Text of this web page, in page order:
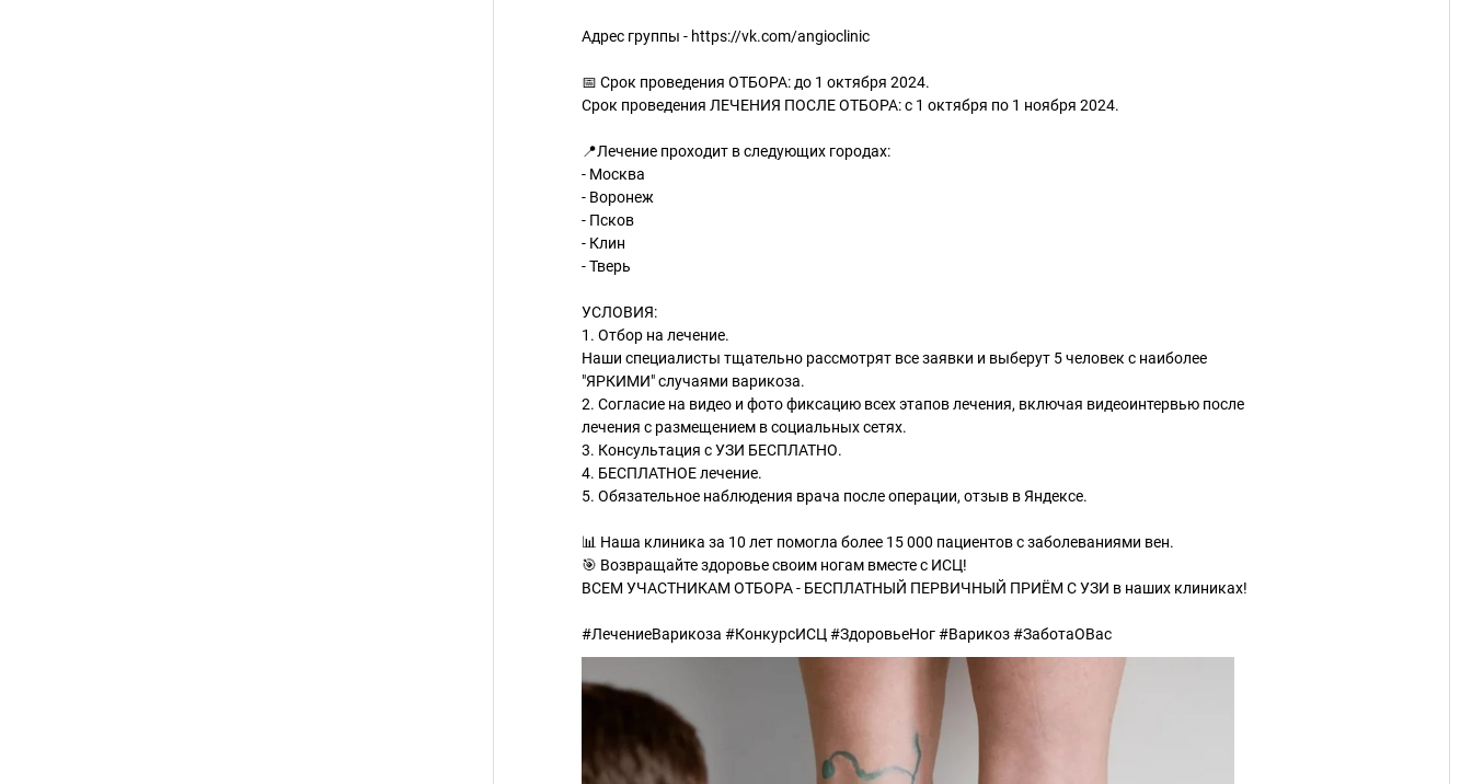
Адрес группы - https://vk.com/angioclinic
📅 Срок проведения ОТБОРА: до 1 октября 2024.
Срок проведения ЛЕЧЕНИЯ ПОСЛЕ ОТБОРА: с 1 октября по 1 ноября 2024.
📍Лечение проходит в следующих городах:
- Москва
- Воронеж
- Псков
- Клин
- Тверь
УСЛОВИЯ:
1. Отбор на лечение.
Наши специалисты тщательно рассмотрят все заявки и выберут 5 человек с наиболее
"ЯРКИМИ" случаями варикоза.
2. Согласие на видео и фото фиксацию всех этапов лечения, включая видеоинтервью после
лечения с размещением в социальных сетях.
3. Консультация с УЗИ БЕСПЛАТНО.
4. БЕСПЛАТНОЕ лечение.
5. Обязательное наблюдения врача после операции, отзыв в Яндексе.
📊 Наша клиника за 10 лет помогла более 15 000 пациентов с заболеваниями вен.
🎯 Возвращайте здоровье своим ногам вместе с ИСЦ!
ВСЕМ УЧАСТНИКАМ ОТБОРА - БЕСПЛАТНЫЙ ПЕРВИЧНЫЙ ПРИЁМ С УЗИ в наших клиниках!
#ЛечениеВарикоза #КонкурсИСЦ #ЗдоровьеНог #Варикоз #ЗаботаОВас